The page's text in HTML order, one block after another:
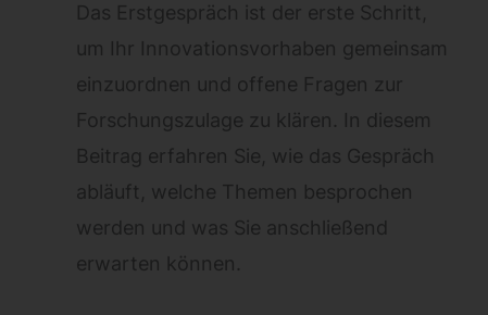
Das Erstgespräch ist der erste Schritt,
um Ihr Innovationsvorhaben gemeinsam
einzuordnen und offene Fragen zur
Forschungszulage zu klären. In diesem
Beitrag erfahren Sie, wie das Gespräch
abläuft, welche Themen besprochen
werden und was Sie anschließend
erwarten können.